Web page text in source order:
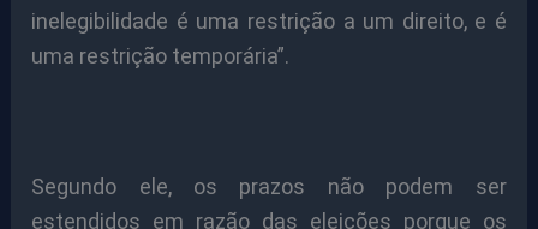
inelegibilidade é uma restrição a um direito, e é
uma restrição temporária”.
Segundo ele, os prazos não podem ser
estendidos em razão das eleições porque os